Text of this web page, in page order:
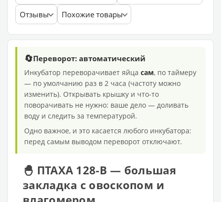
Отзывы Похожие товары
🔄Переворот: автоматический
Инкубатор переворачивает яйца сам, по таймеру
— по умолчанию раз в 2 часа (частоту можно
изменить). Открывать крышку и что-то
поворачивать не нужно: ваше дело — доливать
воду и следить за температурой.
Одно важное, и это касается любого инкубатора:
перед самым выводом переворот отключают.
🐣 ПТАХА 128-В — большая
закладка с овоскопом и